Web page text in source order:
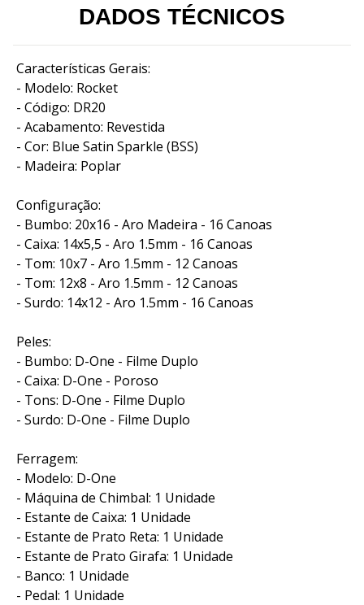
DADOS TÉCNICOS
Características Gerais:
- Modelo: Rocket
- Código: DR20
- Acabamento: Revestida
- Cor: Blue Satin Sparkle (BSS)
- Madeira: Poplar
Configuração:
- Bumbo: 20x16 - Aro Madeira - 16 Canoas
- Caixa: 14x5,5 - Aro 1.5mm - 16 Canoas
- Tom: 10x7 - Aro 1.5mm - 12 Canoas
- Tom: 12x8 - Aro 1.5mm - 12 Canoas
- Surdo: 14x12 - Aro 1.5mm - 16 Canoas
Peles:
- Bumbo: D-One - Filme Duplo
- Caixa: D-One - Poroso
- Tons: D-One - Filme Duplo
- Surdo: D-One - Filme Duplo
Ferragem:
- Modelo: D-One
- Máquina de Chimbal: 1 Unidade
- Estante de Caixa: 1 Unidade
- Estante de Prato Reta: 1 Unidade
- Estante de Prato Girafa: 1 Unidade
- Banco: 1 Unidade
- Pedal: 1 Unidade